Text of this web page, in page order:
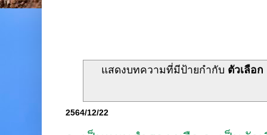
แสดงบทความที่มีป้ายกำกับ ตัวเลือก
2564/12/22